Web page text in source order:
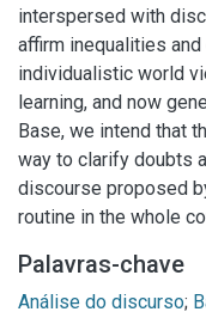
interspersed with
affirm inequalities
individualistic world
learning, and now
Base, we intend that
way to clarify doubts
discourse proposed
routine in the whole
Palavras-chave
Análise do discurso;